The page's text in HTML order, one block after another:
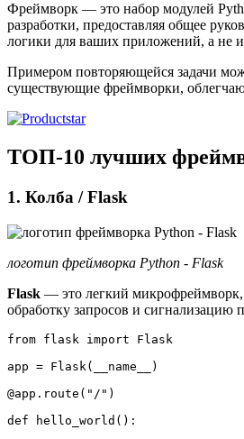
Фреймворк — это набор модулей
разработки, предоставляя общее
логики для ваших приложений, а не
Примером повторяющейся задачи
существующие фреймворки,
ТОП-10 лучших
1. Колба / Flask
логотип фреймворка Python - Flask
Flask — это легкий микрофреймворк,
обработку запросов и сигнализацию
from flask import Flask
app = Flask(__name__)
@app.route("/")
def hello_world():